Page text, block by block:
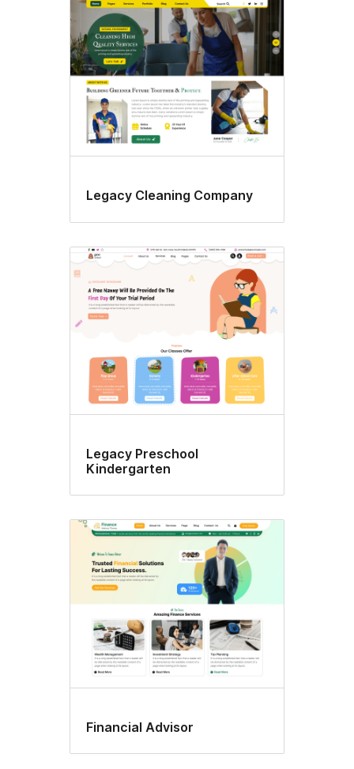
Legacy Cleaning Company
Legacy Preschool
Kindergarten
Financial Advisor